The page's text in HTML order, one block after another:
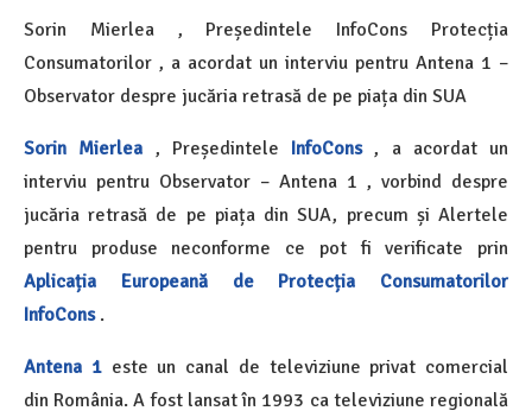
Sorin Mierlea , Președintele InfoCons Protecția
Consumatorilor , a acordat un interviu pentru Antena 1 –
Observator despre jucăria retrasă de pe piața din SUA
Sorin Mierlea , Președintele InfoCons, a acordat un
interviu pentru Observator – Antena 1 , vorbind despre
jucăriaretrasă de pe piața din SUA, precum și Alertele
pentru produse neconforme ce pot fi verificate prin
Aplicația Europeană de Protecția Consumatorilor
InfoCons.
Antena 1 este un canal de televiziune privat comercial
din România. A fost lansat în 1993 ca televiziune regională